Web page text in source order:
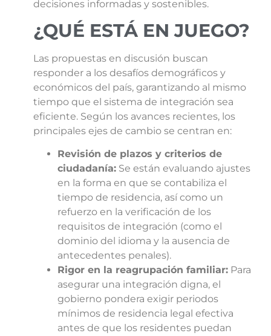
decisiones informadas y sostenibles.
¿QUÉ ESTÁ EN JUEGO?
Las propuestas en discusión buscan
responder a los desafíos demográficos y
económicos del país, garantizando al mismo
tiempo que el sistema de integración sea
eficiente. Según los avances recientes, los
principales ejes de cambio se centran en:
Revisión de plazos y criterios de
ciudadanía: Se están evaluando ajustes
en la forma en que se contabiliza el
tiempo de residencia, así como un
refuerzo en la verificación de los
requisitos de integración (como el
dominio del idioma y la ausencia de
antecedentes penales).
Rigor en la reagrupación familiar: Para
asegurar una integración digna, el
gobierno pondera exigir periodos
mínimos de residencia legal efectiva
antes de que los residentes puedan